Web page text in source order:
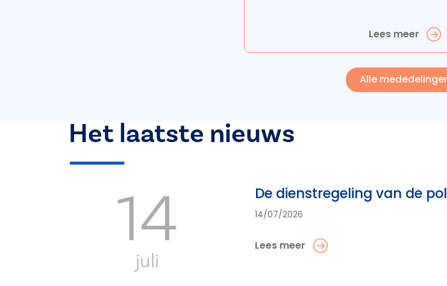
Lees meer
Alle
Het laatste nieuws
14
juli
De dienstregeling van de
14/07/2026
Lees meer